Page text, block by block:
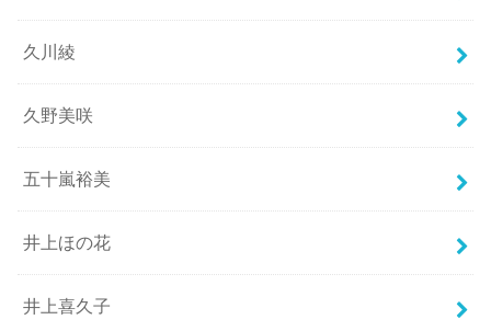
久川綾
久野美咲
五十嵐裕美
井上ほの花
井上喜久子